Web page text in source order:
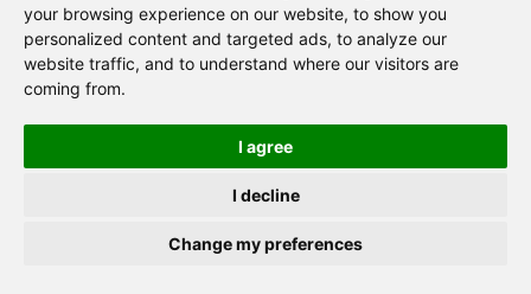
your browsing experience on our website, to show you
personalized content and targeted ads, to analyze our
website traffic, and to understand where our visitors are
coming from.
I agree
I decline
Change my preferences
este, de asemenea, un instrument de evaluare – fie
forțat – solicitând feedback, fie rezultat din nevoile
persoanei îndrumate, semnalând, de exemplu, apariția
unor probleme.
oferă o serie de instrumente și
îndeaproape procesul de mentorat . Pe baza datelor